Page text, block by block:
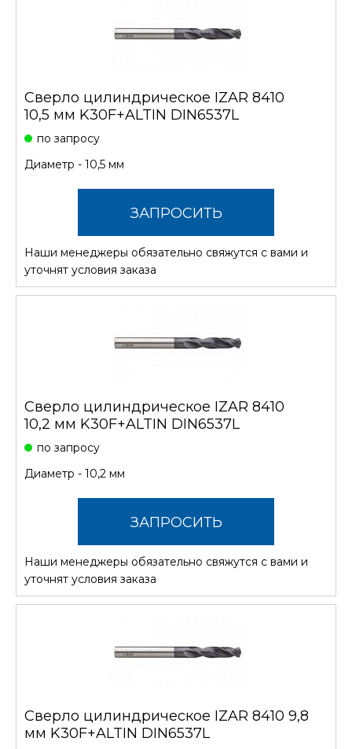
Сверло цилиндрическое IZAR 8410
10,5 мм K30F+ALTIN DIN6537L
по запросу
Диаметр - 10,5 мм
ЗАПРОСИТЬ
СТОИМОСТЬ
Наши менеджеры обязательно свяжутся с вами и
уточнят условия заказа
Сверло цилиндрическое IZAR 8410
10,2 мм K30F+ALTIN DIN6537L
по запросу
Диаметр - 10,2 мм
ЗАПРОСИТЬ
СТОИМОСТЬ
Наши менеджеры обязательно свяжутся с вами и
уточнят условия заказа
Сверло цилиндрическое IZAR 8410 9,8
мм K30F+ALTIN DIN6537L